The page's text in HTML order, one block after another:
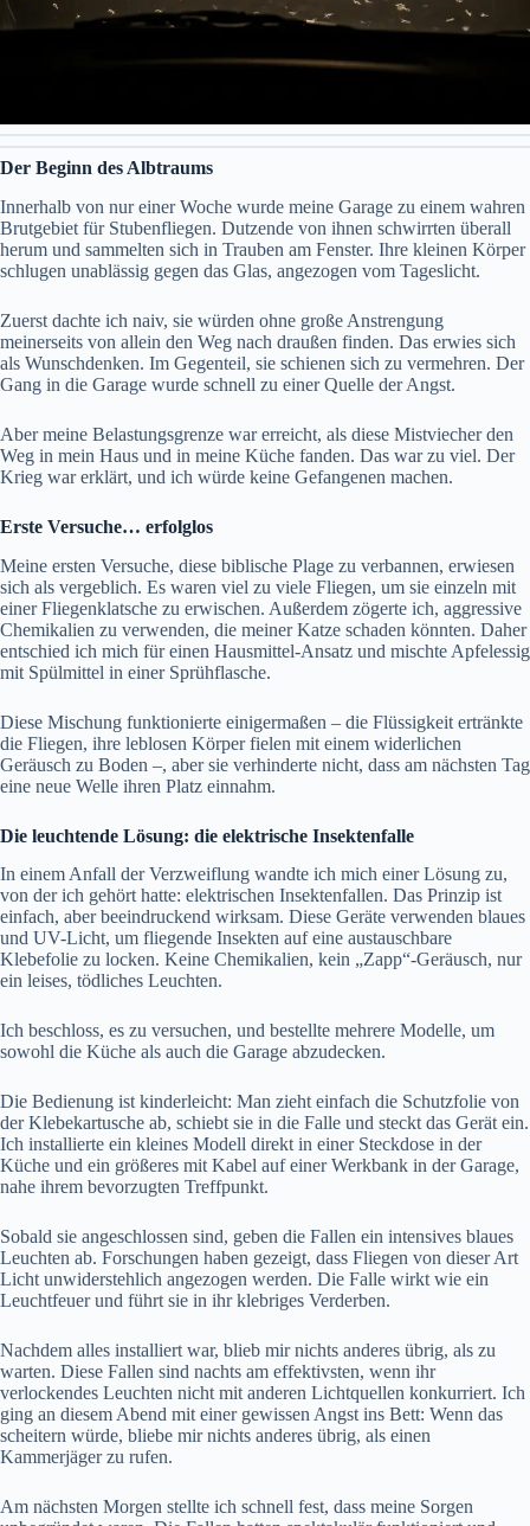
Der Beginn des Albtraums
Innerhalb von nur einer Woche wurde meine Garage zu einem wahren
Brutgebiet für Stubenfliegen. Dutzende von ihnen schwirrten überall
herum und sammelten sich in Trauben am Fenster. Ihre kleinen Körper
schlugen unablässig gegen das Glas, angezogen vom Tageslicht.
Zuerst dachte ich naiv, sie würden ohne große Anstrengung
meinerseits von allein den Weg nach draußen finden. Das erwies sich
als Wunschdenken. Im Gegenteil, sie schienen sich zu vermehren. Der
Gang in die Garage wurde schnell zu einer Quelle der Angst.
Aber meine Belastungsgrenze war erreicht, als diese Mistviecher den
Weg in mein Haus und in meine Küche fanden. Das war zu viel. Der
Krieg war erklärt, und ich würde keine Gefangenen machen.
Erste Versuche… erfolglos
Meine ersten Versuche, diese biblische Plage zu verbannen, erwiesen
sich als vergeblich. Es waren viel zu viele Fliegen, um sie einzeln mit
einer Fliegenklatsche zu erwischen. Außerdem zögerte ich, aggressive
Chemikalien zu verwenden, die meiner Katze schaden könnten. Daher
entschied ich mich für einen Hausmittel-Ansatz und mischte Apfelessig
mit Spülmittel in einer Sprühflasche.
Diese Mischung funktionierte einigermaßen – die Flüssigkeit ertränkte
die Fliegen, ihre leblosen Körper fielen mit einem widerlichen
Geräusch zu Boden –, aber sie verhinderte nicht, dass am nächsten Tag
eine neue Welle ihren Platz einnahm.
Die leuchtende Lösung: die elektrische Insektenfalle
In einem Anfall der Verzweiflung wandte ich mich einer Lösung zu,
von der ich gehört hatte: elektrischen Insektenfallen. Das Prinzip ist
einfach, aber beeindruckend wirksam. Diese Geräte verwenden blaues
und UV-Licht, um fliegende Insekten auf eine austauschbare
Klebefolie zu locken. Keine Chemikalien, kein „Zapp“-Geräusch, nur
ein leises, tödliches Leuchten.
Ich beschloss, es zu versuchen, und bestellte mehrere Modelle, um
sowohl die Küche als auch die Garage abzudecken.
Die Bedienung ist kinderleicht: Man zieht einfach die Schutzfolie von
der Klebekartusche ab, schiebt sie in die Falle und steckt das Gerät ein.
Ich installierte ein kleines Modell direkt in einer Steckdose in der
Küche und ein größeres mit Kabel auf einer Werkbank in der Garage,
nahe ihrem bevorzugten Treffpunkt.
Sobald sie angeschlossen sind, geben die Fallen ein intensives blaues
Leuchten ab. Forschungen haben gezeigt, dass Fliegen von dieser Art
Licht unwiderstehlich angezogen werden. Die Falle wirkt wie ein
Leuchtfeuer und führt sie in ihr klebriges Verderben.
Nachdem alles installiert war, blieb mir nichts anderes übrig, als zu
warten. Diese Fallen sind nachts am effektivsten, wenn ihr
verlockendes Leuchten nicht mit anderen Lichtquellen konkurriert. Ich
ging an diesem Abend mit einer gewissen Angst ins Bett: Wenn das
scheitern würde, bliebe mir nichts anderes übrig, als einen
Kammerjäger zu rufen.
Am nächsten Morgen stellte ich schnell fest, dass meine Sorgen